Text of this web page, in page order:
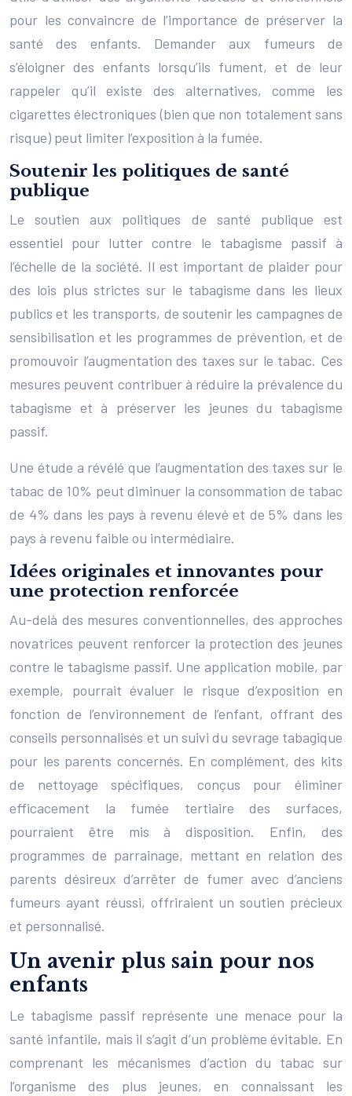
pour les convaincre de l’importance de préserver la
santé des enfants. Demander aux fumeurs de
s’éloigner des enfants lorsqu’ils fument, et de leur
rappeler qu’il existe des alternatives, comme les
cigarettes électroniques (bien que non totalement sans
risque) peut limiter l’exposition à la fumée.
Soutenir les politiques de santé
publique
Le soutien aux politiques de santé publique est
essentiel pour lutter contre le tabagisme passif à
l’échelle de la société. Il est important de plaider pour
des lois plus strictes sur le tabagisme dans les lieux
publics et les transports, de soutenir les campagnes de
sensibilisation et les programmes de prévention, et de
promouvoir l’augmentation des taxes sur le tabac. Ces
mesures peuvent contribuer à réduire la prévalence du
tabagisme et à préserver les jeunes du tabagisme
passif.
Une étude a révélé que l’augmentation des taxes sur le
tabac de 10% peut diminuer la consommation de tabac
de 4% dans les pays à revenu élevé et de 5% dans les
pays à revenu faible ou intermédiaire.
Idées originales et innovantes pour
une protection renforcée
Au-delà des mesures conventionnelles, des approches
novatrices peuvent renforcer la protection des jeunes
contre le tabagisme passif. Une application mobile, par
exemple, pourrait évaluer le risque d’exposition en
fonction de l’environnement de l’enfant, offrant des
conseils personnalisés et un suivi du sevrage tabagique
pour les parents concernés. En complément, des kits
de nettoyage spécifiques, conçus pour éliminer
efficacement la fumée tertiaire des surfaces,
pourraient être mis à disposition. Enfin, des
programmes de parrainage, mettant en relation des
parents désireux d’arrêter de fumer avec d’anciens
fumeurs ayant réussi, offriraient un soutien précieux
et personnalisé.
Un avenir plus sain pour nos
enfants
Le tabagisme passif représente une menace pour la
santé infantile, mais il s’agit d’un problème évitable. En
comprenant les mécanismes d’action du tabac sur
l’organisme des plus jeunes, en connaissant les